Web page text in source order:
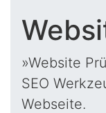
»Website
SEO
Webseite.